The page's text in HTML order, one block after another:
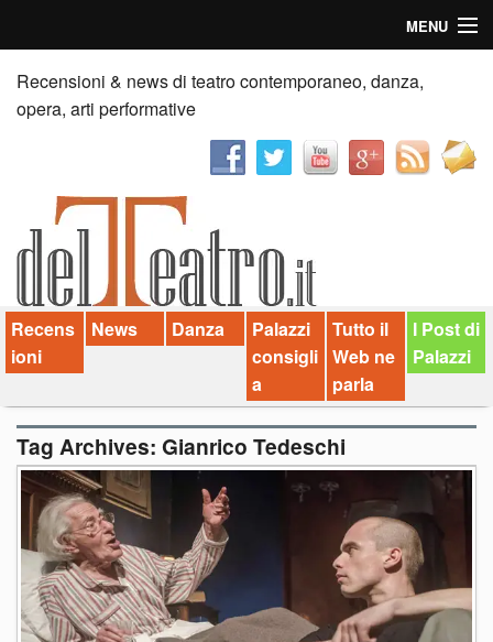
MENU
Home
Recensioni
News
Palazzi consiglia
Video
Chi siamo
Contatti
dT in English
Recensioni & news di teatro contemporaneo, danza,
opera, arti performative
Recens
ioni
News Danza
Palazzi
consigli
a
Tutto il
Web ne
parla
I Post di
Palazzi
Tag Archives: Gianrico Tedeschi